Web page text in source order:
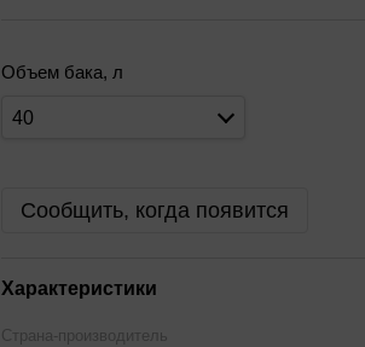
Объем бака, л
40
Сообщить, когда появится
Характеристики
Страна-производитель